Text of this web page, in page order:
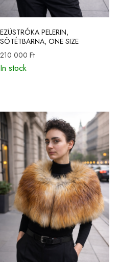
EZÜSTRÓKA PELERIN,
SÖTÉTBARNA, ONE SIZE
210 000 Ft
In stock